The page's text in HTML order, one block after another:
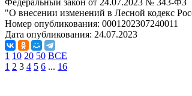
Федеральный закон от 24.07.2023 № 343-ФЗ
"О внесении изменений в Лесной кодекс
Номер опубликования: 0001202307240011
Дата опубликования: 24.07.2023
1 10 20 50 ВСЕ
1 2 3 4 5 6 ... 16